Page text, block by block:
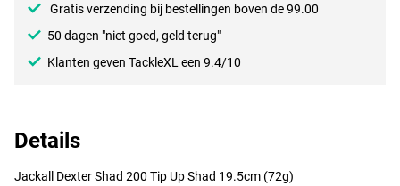
Gratis verzending bij bestellingen boven de 99.00
50 dagen "niet goed, geld terug"
Klanten geven TackleXL een 9.4/10
Details
Jackall Dexter Shad 200 Tip Up Shad 19.5cm (72g)